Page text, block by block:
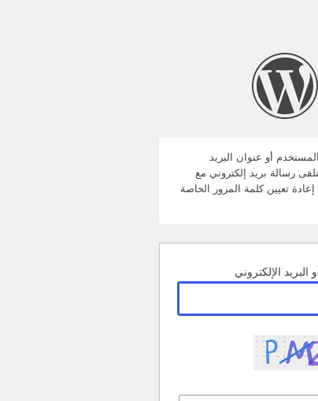
أو عنوان البريد
رسالة بريد إلكتروني مع
تعيين كلمة المرور الخاصة
الإلكتروني